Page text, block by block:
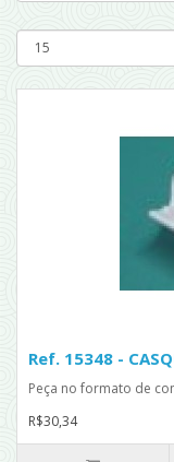
Ref. 15348 -
Peça no formato de
R$30,34